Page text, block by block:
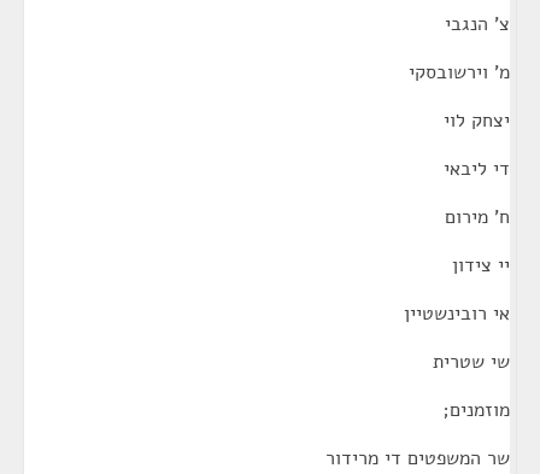
צ' הנגבי
מ' וירשובסקי
יצחק לוי
די ליבאי
ח' מירום
יי צידון
אי רובינשטיין
שי שטרית
מוזמנים;
שר המשפטים די מרידור